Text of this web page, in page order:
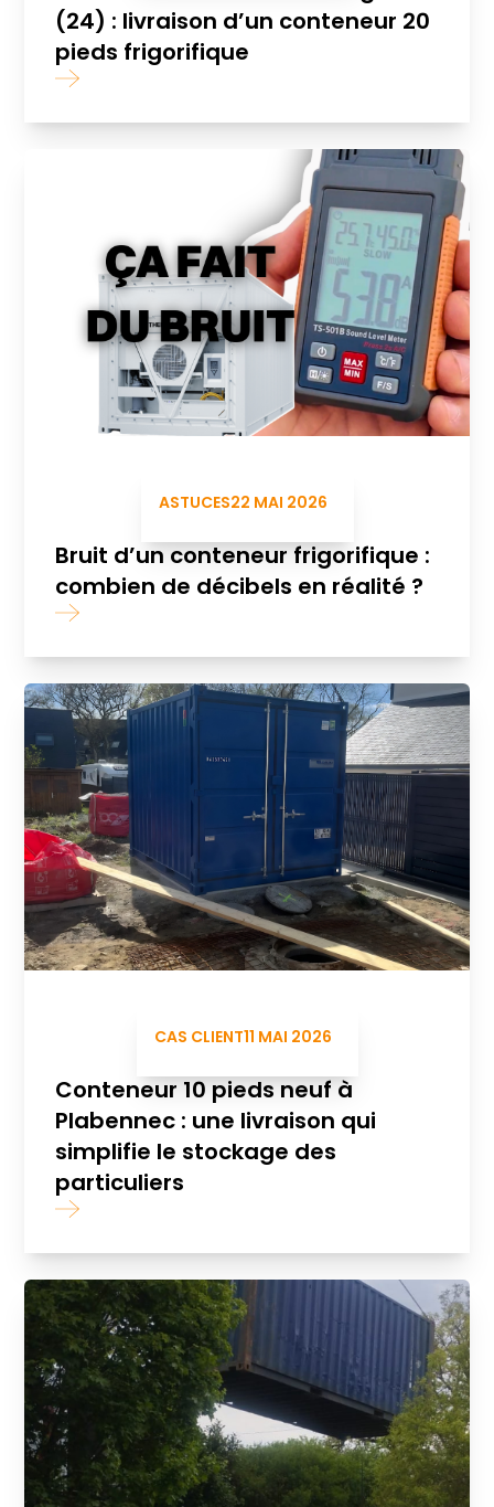
(24) : livraison d’un conteneur 20
pieds frigorifique
ASTUCES22 MAI 2026
Bruit d’un conteneur frigorifique :
combien de décibels en réalité ?
CAS CLIENT11 MAI 2026
Conteneur 10 pieds neuf à
Plabennec : une livraison qui
simplifie le stockage des
particuliers